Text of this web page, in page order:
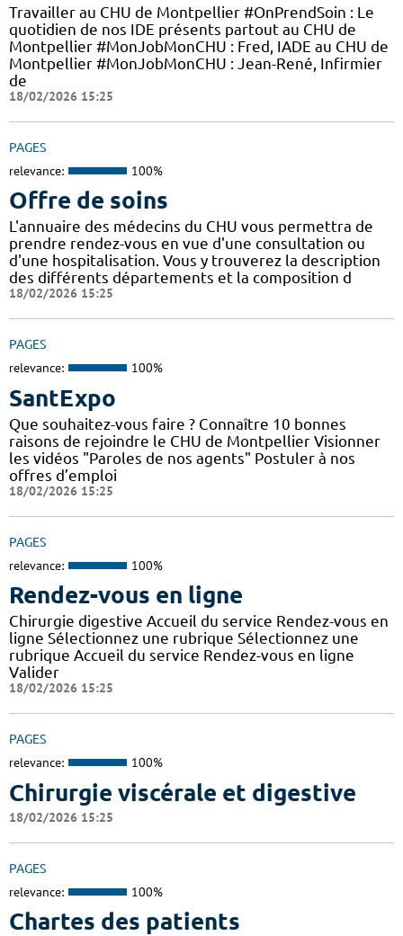
Travailler au CHU de Montpellier #OnPrendSoin : Le
quotidien de nos IDE présents partout au CHU de
Montpellier #MonJobMonCHU : Fred, IADE au CHU de
Montpellier #MonJobMonCHU : Jean-René, Infirmier
de
18/02/2026 15:25
PAGES
relevance: 100%
Offre de soins
L'annuaire des médecins du CHU vous permettra de
prendre rendez-vous en vue d'une consultation ou
d'une hospitalisation. Vous y trouverez la description
des différents départements et la composition d
18/02/2026 15:25
PAGES
relevance: 100%
SantExpo
Que souhaitez-vous faire ? Connaître 10 bonnes
raisons de rejoindre le CHU de Montpellier Visionner
les vidéos "Paroles de nos agents" Postuler à nos
offres d’emploi
18/02/2026 15:25
PAGES
relevance: 100%
Rendez-vous en ligne
Chirurgie digestive Accueil du service Rendez-vous en
ligne Sélectionnez une rubrique Sélectionnez une
rubrique Accueil du service Rendez-vous en ligne
Valider
18/02/2026 15:25
PAGES
relevance: 100%
Chirurgie viscérale et digestive
18/02/2026 15:25
PAGES
relevance: 100%
Chartes des patients